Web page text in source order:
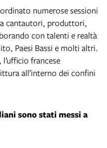
numerose sessioni
cantautori, produttori,
con talenti e realtà
Paesi Bassi e molti altri.
francese
all’interno dei confini
sono stati messi a